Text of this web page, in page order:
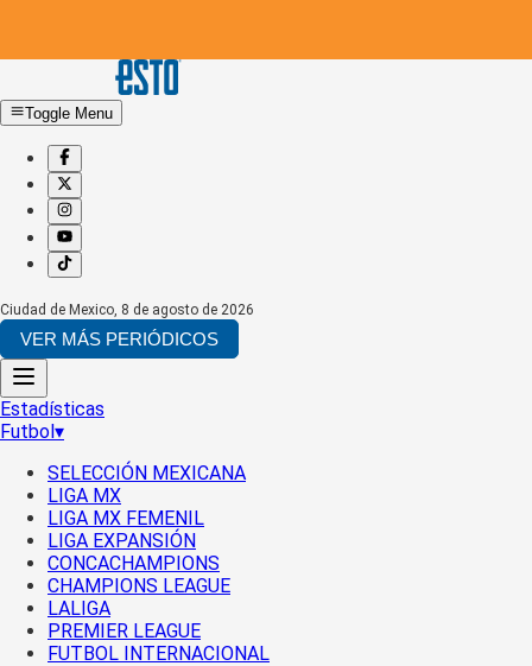
Toggle Menu
Ciudad de Mexico, 8 de agosto de 2026
VER MÁS PERIÓDICOS
Estadísticas
Futbol▾
SELECCIÓN MEXICANA
LIGA MX
LIGA MX FEMENIL
LIGA EXPANSIÓN
CONCACHAMPIONS
CHAMPIONS LEAGUE
LALIGA
PREMIER LEAGUE
FUTBOL INTERNACIONAL